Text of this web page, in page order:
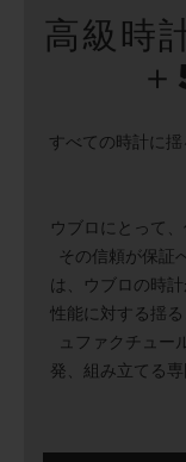
高級時
すべての時計に
ウブロにとって
その信頼が保証
は、ウブロの時
性能に対する揺
ュファクチュー
発、組み立てる